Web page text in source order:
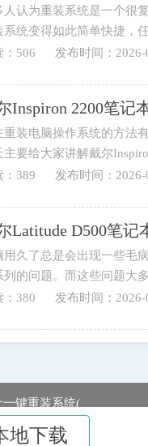
人认为重装系统是一个很
系统变得如此简单快捷，
统，下面就为您讲解戴...
：506 发布时间：2026-
Inspiron 2200笔记
重装电脑操作系统的方法
主要给大家讲解戴尔
以学起来哟。1.打开云骑
：389 发布时间：2026-
Latitude D500笔
用久了总是会出现一些毛
列的问题。而这些问题大
尔Latitude D500笔记本用...
：380 发布时间：2026-
一键重装系统(
地下载